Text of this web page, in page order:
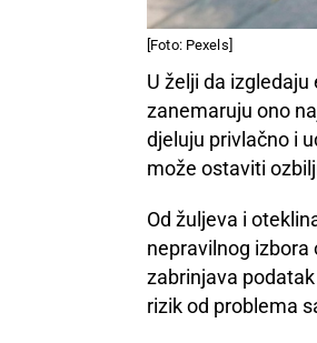
[Foto: Pexels]
U želji da
zanemaruju ono
djeluju privlačno i
može ostaviti
Od žuljeva i
nepravilnog
zabrinjava
rizik od problema